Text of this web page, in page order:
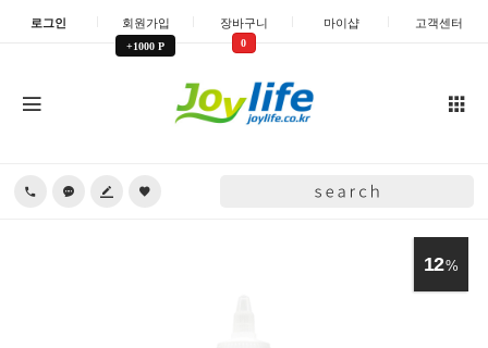
로그인 회원가입
+1000 P
장바구니
0
마이샵 고객센터
12